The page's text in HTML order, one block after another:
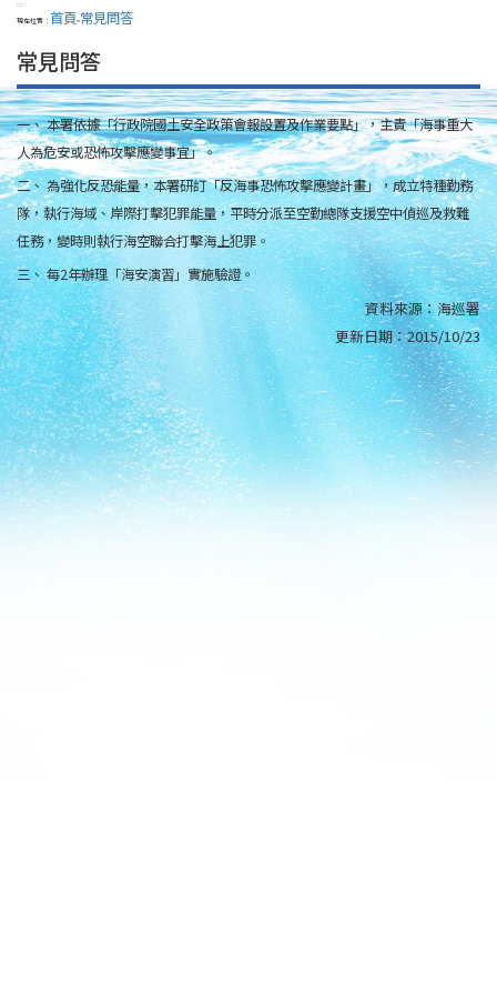
:::
現在位置： 首頁>常見問答
常見問答
一、 本署依據「行政院國土安全政策會報設置及作業要點」，主責「海事重大
人為危安或恐怖攻擊應變事宜」。
二、 為強化反恐能量，本署研訂「反海事恐怖攻擊應變計畫」，成立特種勤務
隊，執行海域、岸際打擊犯罪能量，平時分派至空勤總隊支援空中偵巡及救難
任務，變時則執行海空聯合打擊海上犯罪。
三、 每2年辦理「海安演習」實施驗證。
資料來源：海巡署
更新日期：2015/10/23